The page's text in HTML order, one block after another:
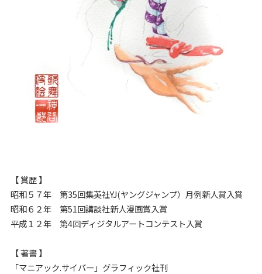
【 賞歴 】
昭和５７年 第35回集英社YJ(ヤングジャンプ）月例新人賞入賞
昭和６２年 第51回講談社新人漫画賞入賞
平成１２年 第4回ディジタルアートコンテスト入賞
【 著書 】
「マニアック.サイバー」グラフィック社刊